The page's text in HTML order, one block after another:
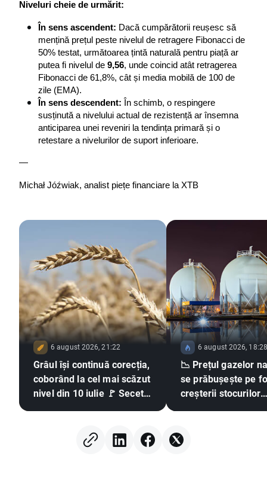
Niveluri cheie de urmărit:
În sens ascendent: Dacă cumpărătorii reușesc să
mențină prețul peste nivelul de retragere Fibonacci de
50% testat, următoarea țintă naturală pentru piață ar
putea fi nivelul de 9,56, unde coincid atât retragerea
Fibonacci de 61,8%, cât și media mobilă de 100 de
zile (EMA).
În sens descendent: În schimb, o respingere
susținută a nivelului actual de rezistență ar însemna
anticiparea unei reveniri la tendința primară și o
retestare a nivelurilor de suport inferioare.
—
Michał Jóźwiak, analist piețe financiare la XTB
6 august 2026, 21:22
Grâul își continuă corecția,
coborând la cel mai scăzut
nivel din 10 iulie 🚩 Seceta,
6 august 2026, 18:28
📉 Prețul gazelor
se prăbușește pe
creșterii stocurilor